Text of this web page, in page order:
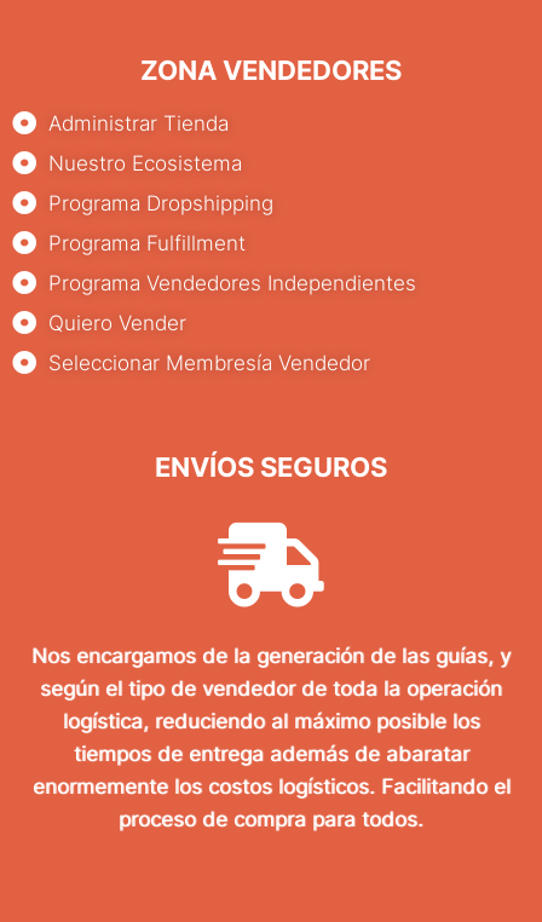
ZONA VENDEDORES
Administrar Tienda
Nuestro Ecosistema
Programa Dropshipping
Programa Fulfillment
Programa Vendedores Independientes
Quiero Vender
Seleccionar Membresía Vendedor
ENVÍOS SEGUROS
Nos encargamos de la generación de las guías, y
según el tipo de vendedor de toda la operación
logística, reduciendo al máximo posible los
tiempos de entrega además de abaratar
enormemente los costos logísticos. Facilitando el
proceso de compra para todos.